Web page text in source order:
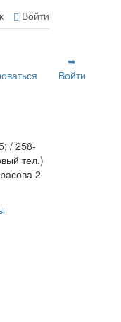
Войти
➥
Войти
/ 258-
тел.)
2